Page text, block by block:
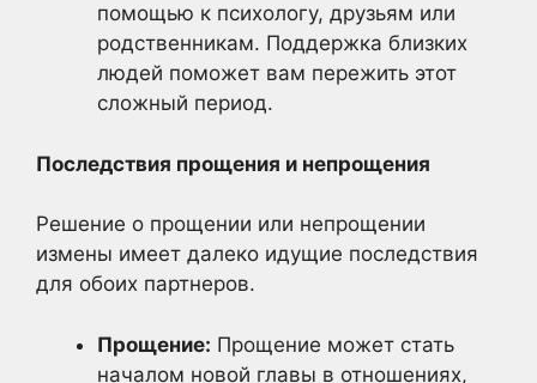
помощью к психологу, друзьям или
родственникам. Поддержка близких
людей поможет вам пережить этот
сложный период.
Последствия прощения и непрощения
Решение о прощении или непрощении
измены имеет далеко идущие последствия
для обоих партнеров.
Прощение: Прощение может стать
началом новой главы в отношениях,